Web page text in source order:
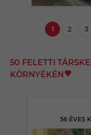
1 2 3
50 FELETTI
KÖRNYÉKÉN
56 ÉVES